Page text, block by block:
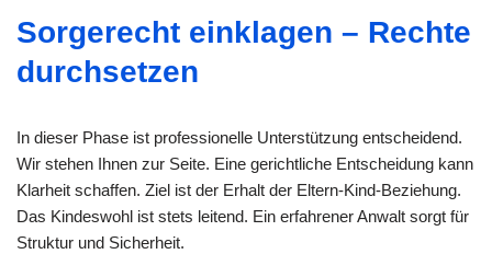
Sorgerecht einklagen – Rechte
durchsetzen
In dieser Phase ist professionelle Unterstützung entscheidend.
Wir stehen Ihnen zur Seite. Eine gerichtliche Entscheidung kann
Klarheit schaffen. Ziel ist der Erhalt der Eltern-Kind-Beziehung.
Das Kindeswohl ist stets leitend. Ein erfahrener Anwalt sorgt für
Struktur und Sicherheit.